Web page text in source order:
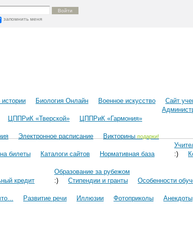
запомнить меня
Биология Онлайн Военное искусство Cайт
ЦППРиК «Тверской» ЦППРиК «Гармония»
Электронное расписание Викторины подарки!
билеты Каталоги сайтов Нормативная база
:)
кредит
Образование за рубежом
:)
Стипендии и гранты Особенности
Развитие речи Иллюзии Фотоприколы Анекдоты